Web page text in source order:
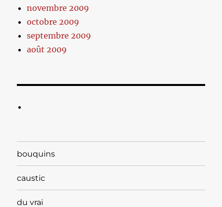
novembre 2009
octobre 2009
septembre 2009
août 2009
bouquins
caustic
du vrai